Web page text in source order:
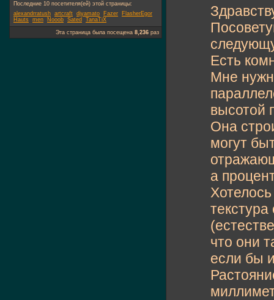
Есть
Мне
высотой
Она
могут
а
что они
если бы
Последние 10 посетителя(ей) этой страницы:
alexandrratush artcraft djyamato Fazer
FlasherEgor
Hauts
men Nooob Sated TanaTiX
Эта страница была посещена 8,236 раз